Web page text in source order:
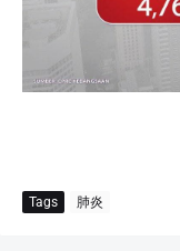
Tags 肺炎